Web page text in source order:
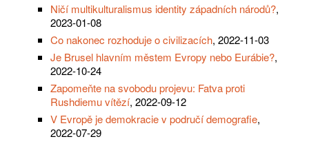
Ničí multikulturalismus identity západních národů?,
2023-01-08
Co nakonec rozhoduje o civilizacích, 2022-11-03
Je Brusel hlavním městem Evropy nebo Eurábie?,
2022-10-24
Zapomeňte na svobodu projevu: Fatva proti
Rushdiemu vítězí, 2022-09-12
V Evropě je demokracie v područí demografie,
2022-07-29